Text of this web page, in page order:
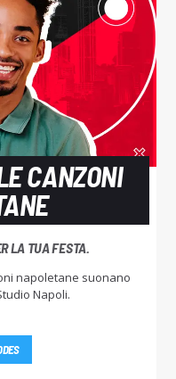
CANZONI
LA TUA FESTA.
napoletane suonano
Napoli.